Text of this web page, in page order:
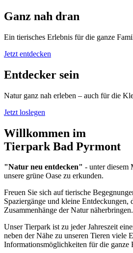
Ganz nah dran
Ein tierisches Erlebnis für die ganze
Jetzt entdecken
Entdecker sein
Natur ganz nah erleben – auch für die
Jetzt loslegen
Willkommen im
Tierpark Bad Pyrmont
"Natur neu entdecken" - unter diesem
unsere grüne Oase zu erkunden.
Freuen Sie sich auf tierische
Spaziergänge und kleine
Zusammenhänge der Natur näherbringen.
Unser Tierpark ist zu jeder Jahreszeit
neben der Nähe zu unseren Tieren viele
Informationsmöglichkeiten für die ganze